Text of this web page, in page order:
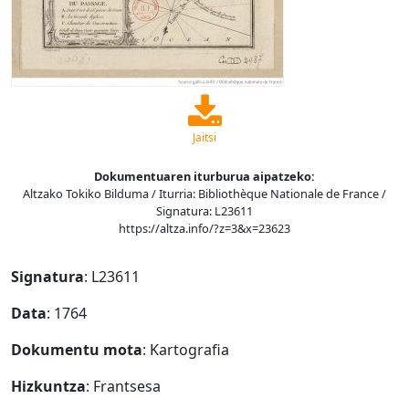
Jaitsi
Dokumentuaren iturburua aipatzeko:
Altzako Tokiko Bilduma / Iturria: Bibliothèque Nationale de France /
Signatura: L23611
https://altza.info/?z=3&x=23623
Signatura: L23611
Data: 1764
Dokumentu mota: Kartografia
Hizkuntza: Frantsesa